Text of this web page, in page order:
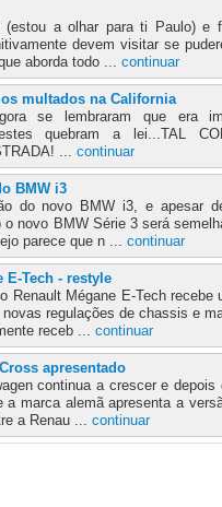
a olhar para ti Paulo) e
devem visitar se
aborda todo ... continuar
multados na California
se lembraram que era
quebram a lei...TAL
... continuar
BMW i3
do novo BMW i3, e apesar
o novo BMW Série 3 será
parece que n ... continuar
E-Tech - restyle
Renault Mégane E-Tech
regulações de chassis e
receb ... continuar
apresentado
continua a crescer e
a marca alemã apresenta a
a Renau ... continuar